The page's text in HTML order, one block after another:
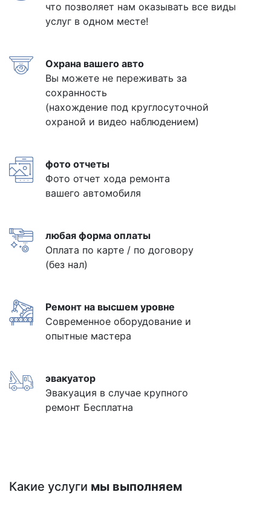
что позволяет нам оказывать все виды
услуг в одном месте!
Охрана вашего авто
Вы можете не переживать за
сохранность
(нахождение под круглосуточной
охраной и видео наблюдением)
фото отчеты
Фото отчет хода ремонта
вашего автомобиля
любая форма оплаты
Оплата по карте / по договору
(без нал)
Ремонт на высшем уровне
Современное оборудование и
опытные мастера
эвакуатор
Эвакуация в случае крупного
ремонт Бесплатна
Какие услуги мы выполняем